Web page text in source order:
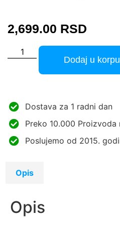
2,699.00 RSD
Dodaj u korpu
Dostava za 1 radni dan
Preko 10.000 Proizvoda
Poslujemo od 2015.
Opis
Opis